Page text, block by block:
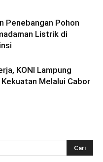
Penebangan Pohon
Listrik di
KONI Lampung
Melalui Cabor